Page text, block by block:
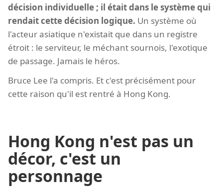
décision individuelle ; il était dans le système qui
rendait cette décision logique. Un système où
l'acteur asiatique n'existait que dans un registre
étroit : le serviteur, le méchant sournois, l'exotique
de passage. Jamais le héros.
Bruce Lee l'a compris. Et c'est précisément pour
cette raison qu'il est rentré à Hong Kong.
Hong Kong n'est pas un
décor, c'est un
personnage